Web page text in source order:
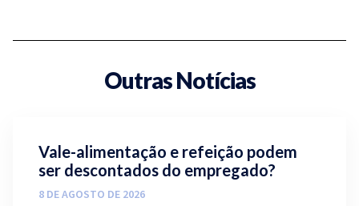
Outras Notícias
Vale-alimentação e refeição podem
ser descontados do empregado?
8 DE AGOSTO DE 2026